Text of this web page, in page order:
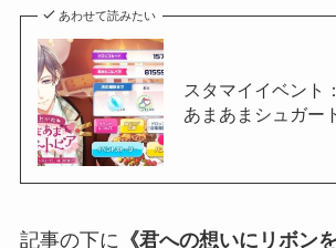
あわせて読みたい
スタマイイベント
あまあまシュガー
記事の下に 《君への想いにリボン